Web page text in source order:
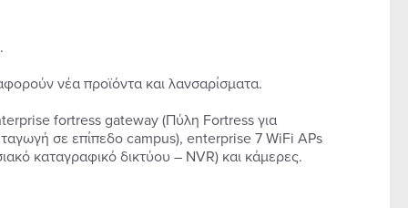
νέα προϊόντα και λανσαρίσματα.
fortress gateway (Πύλη Fortress για
σε επίπεδο campus), enterprise 7 WiFi APs
καταγραφικό δικτύου – NVR) και κάμερες.